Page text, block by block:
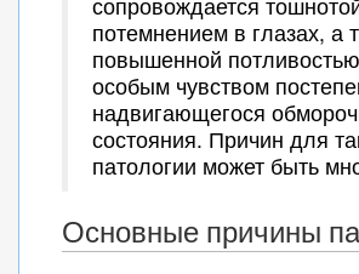
потемнением в глазах, а
повышенной
особым чувством
надвигающегося
состояния. Причин для
патологии может быть
Основные причины